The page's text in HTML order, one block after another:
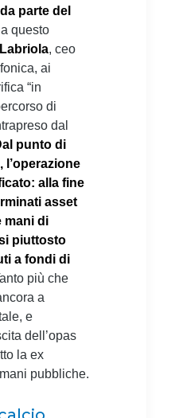
parte del
questo
, ceo
ai
“in
di
dal
punto di
l’operazione
alla fine
asset
mani di
piuttosto
a fondi di
più che
a
e
dell’opas
la ex
pubbliche.